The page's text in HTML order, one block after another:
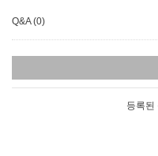
Q&A (0)
등록된